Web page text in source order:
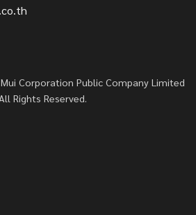
Corporation Public Company Limited
Rights Reserved.